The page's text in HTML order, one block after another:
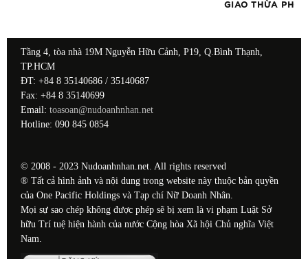
GIAO THỪA
Tầng 4, tòa nhà 19M Nguyễn Hữu Cảnh, P19, Q.Bình Thạnh,
TP.HCM
ĐT: +84 8 35140686 / 35140687
Fax: +84 8 35140699
Email: toasoan@nudoanhnhan.net
Hotline: 090 845 0854
© 2008 - 2023 Nudoanhnhan.net. All rights reserved
® Tất cả hình ảnh và nội dung trong website này thuộc bản quyền
của One Pacific Holdings và Tạp chí Nữ Doanh Nhân.
Mọi sự sao chép không được phép sẽ bị xem là vi phạm Luật Sở
hữu Trí tuệ hiện hành của nước Cộng hòa Xã hội Chủ nghĩa Việt
Nam.